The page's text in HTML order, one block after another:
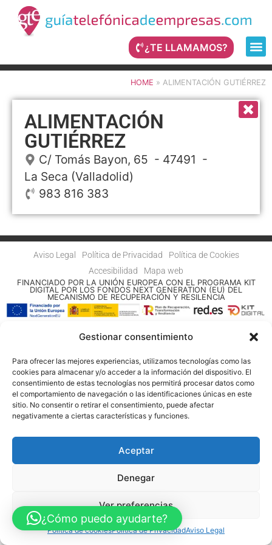
Gestionar consentimiento
Para ofrecer las mejores experiencias, utilizamos tecnologías como las
cookies para almacenar y/o acceder a la información del dispositivo. El
consentimiento de estas tecnologías nos permitirá procesar datos como
el comportamiento de navegación o las identificaciones únicas en este
sitio. No consentir o retirar el consentimiento, puede afectar
negativamente a ciertas características y funciones.
Aceptar
Denegar
Ver preferencias
Política de cookiesPolítica de PrivacidadAviso Legal
¿TE LLAMAMOS?
HOME » ALIMENTACIÓN GUTIÉRREZ
ALIMENTACIÓN
GUTIÉRREZ
C/ Tomás Bayon, 65 - 47491 -
La Seca (Valladolid)
983 816 383
Aviso Legal Política de Privacidad
Política de Cookies
Accesibilidad
Mapa web
FINANCIADO POR LA UNIÓN EUROPEA CON EL PROGRAMA KIT
DIGITAL POR LOS FONDOS NEXT GENERATION (EU) DEL
MECANISMO DE RECUPERACIÓN Y RESILENCIA
¿Cómo puedo ayudarte?